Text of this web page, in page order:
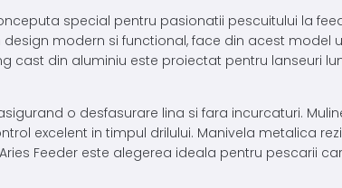
special pentru pasionatii pescuitului la
modern si functional, face din acest
cast din aluminiu este proiectat pentru lanseuri
o desfasurare lina si fara incurcaturi.
excelent in timpul drilului. Manivela metalica
Feeder este alegerea ideala pentru pescarii